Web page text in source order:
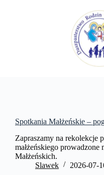
Spotkania Małżeńskie –
Zapraszamy na rekolekcje
małżeńskiego prowadzone
Małżeńskich.
Slawek
2026-07-